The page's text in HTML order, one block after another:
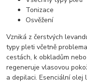
Tonizace
Osvěžení
Vzniká z čerstvých
typy pleti včetně
cestách, k obkladům
regeneruje vlasovou
a depilaci. Esenciální olej